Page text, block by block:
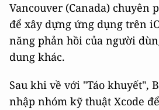
Vancouver (Canada) chuyên
để xây dựng ứng dụng trên
năng phản hồi của người
dung khác.
Sau khi về với "Táo khuyết",
nhập nhóm kỹ thuật Xcode